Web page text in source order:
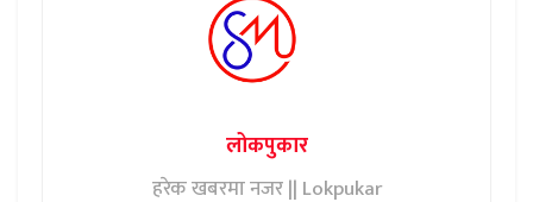
लोकपुकार
हरेक खबरमा नजर || Lokpukar